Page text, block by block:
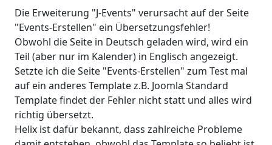
Die Erweiterung "J-Events" verursacht auf der Seite
"Events-Erstellen" ein Übersetzungsfehler!
Obwohl die Seite in Deutsch geladen wird, wird ein
Teil (aber nur im Kalender) in Englisch angezeigt.
Setzte ich die Seite "Events-Erstellen" zum Test mal
auf ein anderes Template z.B. Joomla Standard
Template findet der Fehler nicht statt und alles wird
richtig übersetzt.
Helix ist dafür bekannt, dass zahlreiche Probleme